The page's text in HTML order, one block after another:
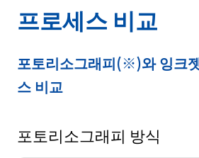
프로세스 비교
포토리소그래피(※)와 잉크
스 비교
포토리소그래피 방식